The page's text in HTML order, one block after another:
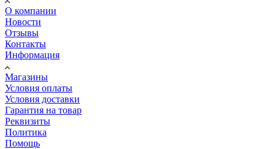
О компании
Новости
Отзывы
Контакты
Информация
Магазины
Условия оплаты
Условия доставки
Гарантия на товар
Реквизиты
Политика
Помощь